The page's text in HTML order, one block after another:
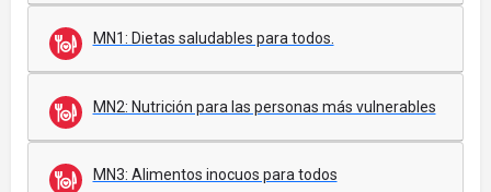
MN1: Dietas saludables para todos.
MN2: Nutrición para las personas más vulnerables
MN3: Alimentos inocuos para todos